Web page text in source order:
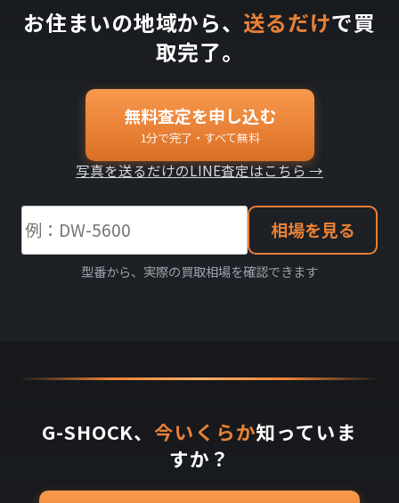
お住まいの地域から、送るだけで買
取完了。
無料査定を申し込む
1分で完了・すべて無料
写真を送るだけのLINE査定はこちら →
相場を見る
型番から、実際の買取相場を確認できます
G-SHOCK、今いくらか知っていま
すか？